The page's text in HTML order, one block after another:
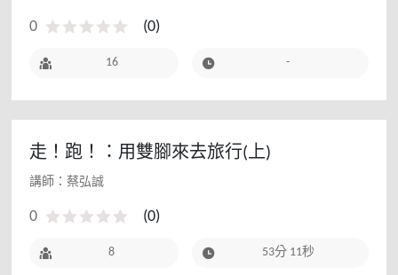
0 (0)
16 -
走！跑！：用雙腳來去旅行(上)
講師：蔡弘誠
0 (0)
8 53分 11秒